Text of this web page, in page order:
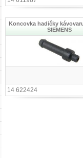
Koncovka hadičky
SIEMENS
14 622424